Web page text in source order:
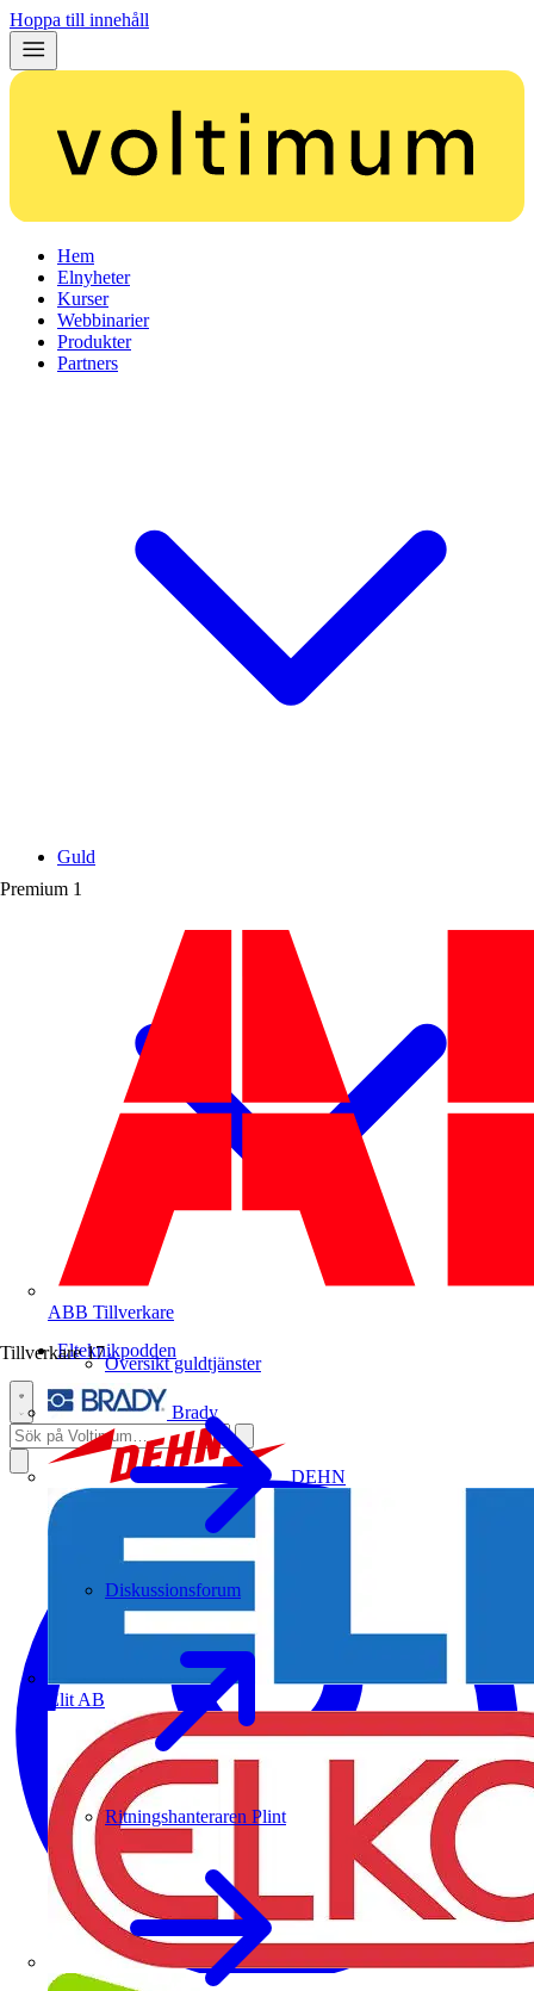
Hoppa till innehåll
Hem
Elnyheter
Kurser
Webbinarier
Produkter
Partners
Premium 1
ABB Tillverkare
Tillverkare 17
Brady
DEHN
Elit AB
Guld
Översikt guldtjänster
Diskussionsforum
Ritningshanteraren Plint
Elteknikpodden